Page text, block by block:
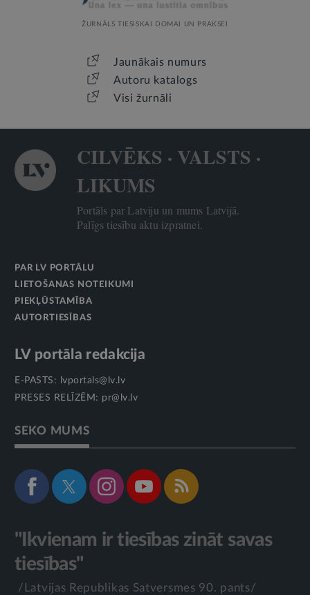
ŽURNĀLS TIESISKAI DOMAI UN PRAKSEI
Jaunākais numurs
Autoru katalogs
Visi žurnāli
CILVĒKS · VALSTS ·
LIKUMS
Portāls par Latviju un mums Latvijā.
Palīgs tiesību aktu izpratnei.
PAR LV PORTĀLU
LIETOŠANAS NOTEIKUMI
PIEKĻŪSTAMĪBA
AUTORTIESĪBAS
LV portāla redakcija
E-PASTS:
lvportals@lv.lv
PRESES RELĪZĒM: pr@lv.lv
SEKO MUMS
"Ikvienam ir tiesības zināt savas
tiesības"
/Latvijas Republikas Satversmes 90. pants/